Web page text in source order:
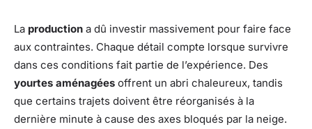
La production a dû investir massivement pour faire face
aux contraintes. Chaque détail compte lorsque survivre
dans ces conditions fait partie de l’expérience. Des
yourtes aménagées offrent un abri chaleureux, tandis
que certains trajets doivent être réorganisés à la
dernière minute à cause des axes bloqués par la neige.